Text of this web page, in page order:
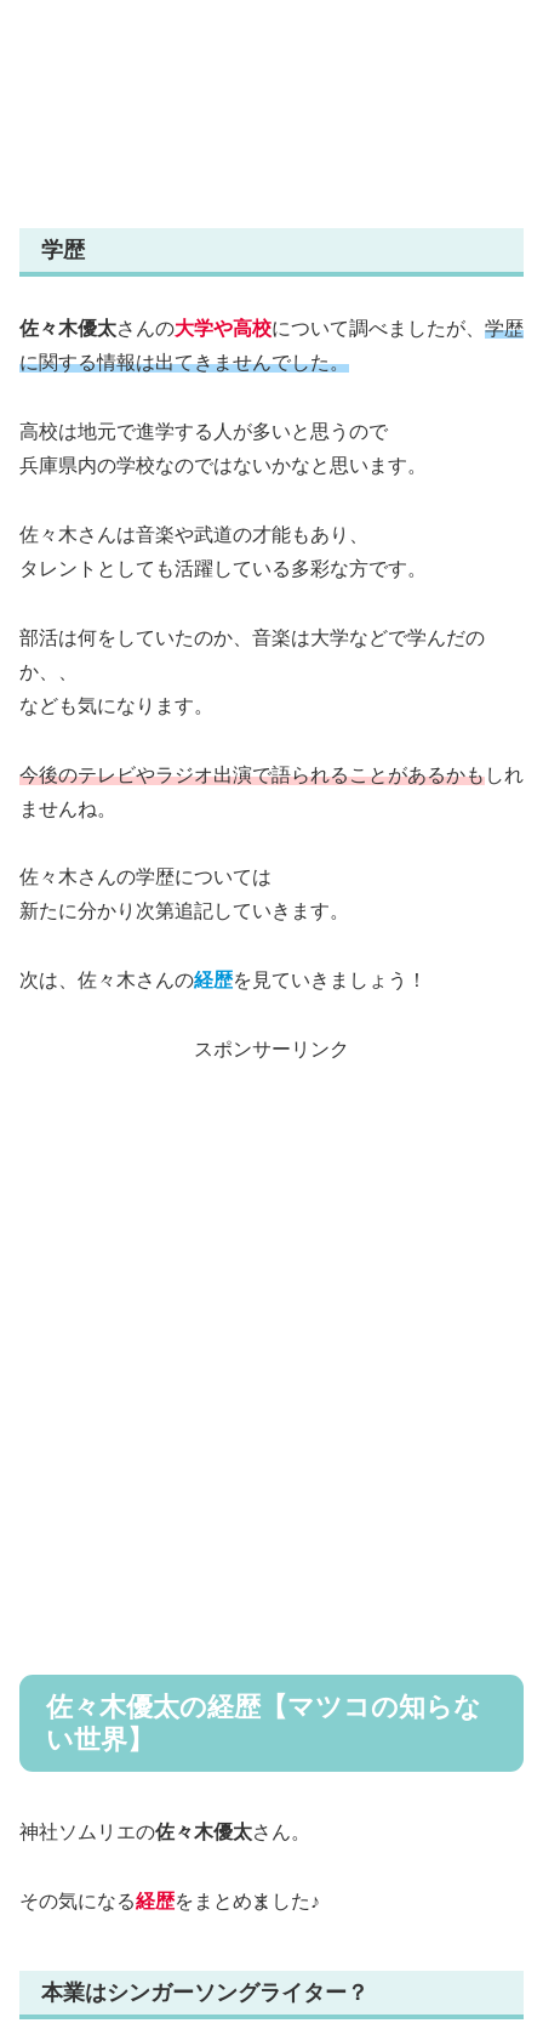
学歴
佐々木優太さんの大学や高校について調べましたが、 学歴
に関する情報は出てきませんでした。
高校は地元で進学する人が多いと思うので
兵庫県内の学校なのではないかなと思います。
佐々木さんは音楽や武道の才能もあり、
タレントとしても活躍している多彩な方です。
部活は何をしていたのか、音楽は大学などで学んだの
か、、
なども気になります。
今後のテレビやラジオ出演で語られることがあるかもしれ
ませんね。
佐々木さんの学歴については
新たに分かり次第追記していきます。
次は、佐々木さんの経歴を見ていきましょう！
スポンサーリンク
佐々木優太の経歴【マツコの知らな
い世界】
神社ソムリエの佐々木優太さん。
その気になる経歴をまとめました♪
本業はシンガーソングライター？